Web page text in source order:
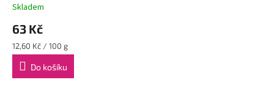
Skladem
63 Kč
Měrná
cena:
12,60 Kč / 100 g
Do košíku